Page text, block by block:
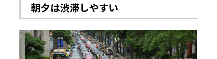
朝夕は渋滞しやすい